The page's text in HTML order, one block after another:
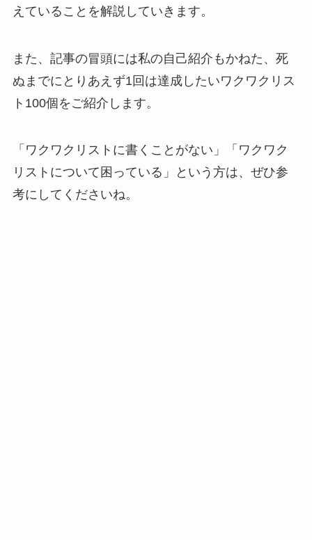
えていることを解説していきます。
また、記事の冒頭には私の自己紹介もかねた、死
ぬまでにとりあえず1回は達成したいワクワクリス
ト100個をご紹介します。
「ワクワクリストに書くことがない」「ワクワク
リストについて困っている」という方は、ぜひ参
考にしてくださいね。